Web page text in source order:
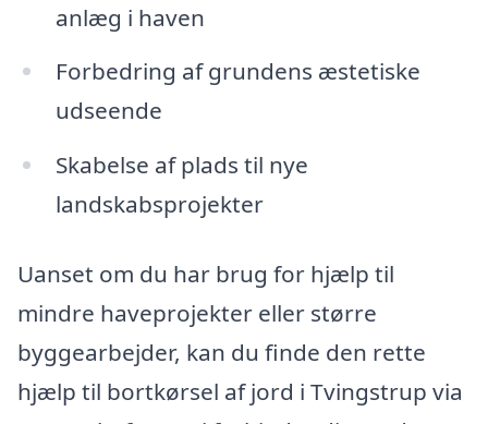
anlæg i haven
Forbedring af grundens æstetiske
udseende
Skabelse af plads til nye
landskabsprojekter
Uanset om du har brug for hjælp til
mindre haveprojekter eller større
byggearbejder, kan du finde den rette
hjælp til bortkørsel af jord i Tvingstrup via